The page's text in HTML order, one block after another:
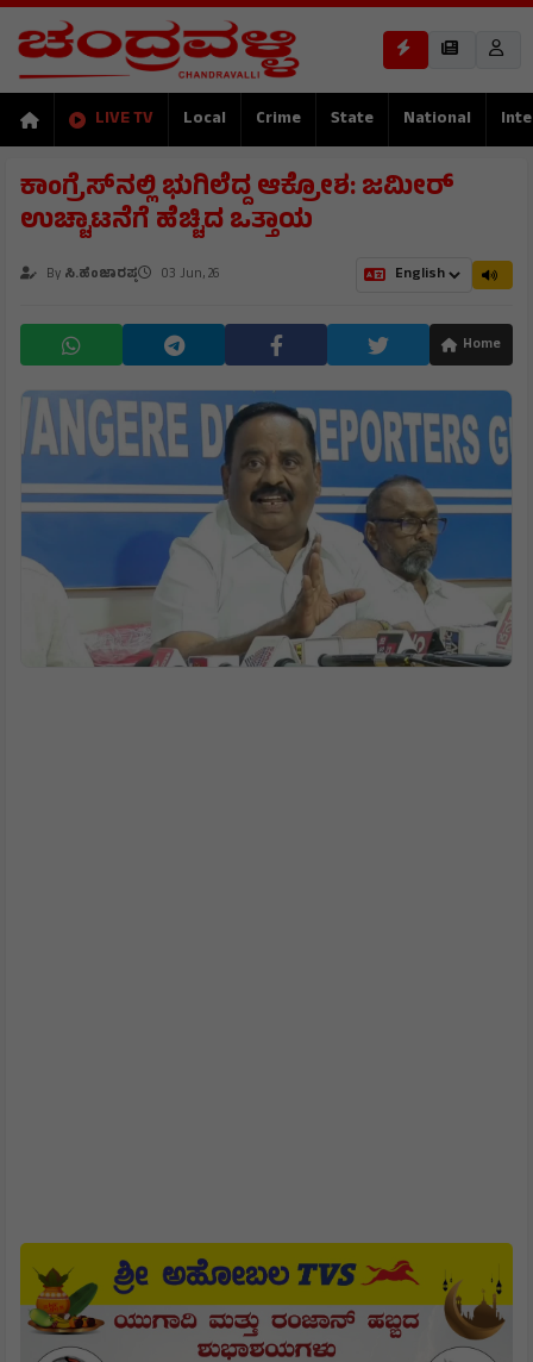
LIVE TV Local Crime State National
ಕಾಂಗ್ರೆಸ್‌ನಲ್ಲಿ ಭುಗಿಲೆದ್ದ ಆಕ್ರೋಶ: ಜಮೀರ್
ಉಚ್ಚಾಟನೆಗೆ ಹೆಚ್ಚಿದ ಒತ್ತಾಯ
By ಸಿ.ಹೆಂಜಾರಪ್ಪ 03 Jun, 26
Home